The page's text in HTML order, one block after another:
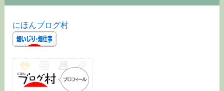
にほんブログ村